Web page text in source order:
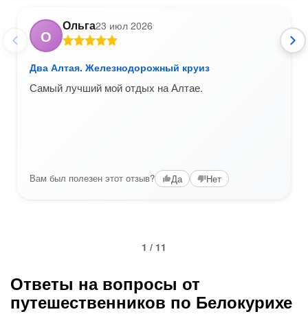
О
Ольга23 июл 2026
Два Алтая. Железнодорожный круиз
Самый лучший мой отдых на Алтае.
Вам был полезен этот отзыв? Да Нет
1 / 11
Ответы на вопросы от
путешественников по Белокурихе